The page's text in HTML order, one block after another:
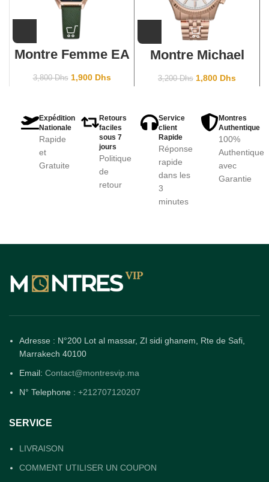
Montre Femme EA
3,800Dhs 1,900 Dhs
Montre Michael
Rosegold White
3,200Dhs 1,800 Dhs
Expédition
Nationale
Rapide
et
Gratuite
Retours
faciles
sous 7
jours
Politique
de
retour
Service
client
Rapide
Réponse
rapide
dans les
3
minutes
Montres
Authentique
100%
Authentique
avec
Garantie
Adresse : N°200 Lot al massar, Zl sidi ghanem, Rte de Safi,
Marrakech 40100
Email: Contact@montresvip.ma
N° Telephone : +212707120207
SERVICE
LIVRAISON
COMMENT UTILISER UN COUPON